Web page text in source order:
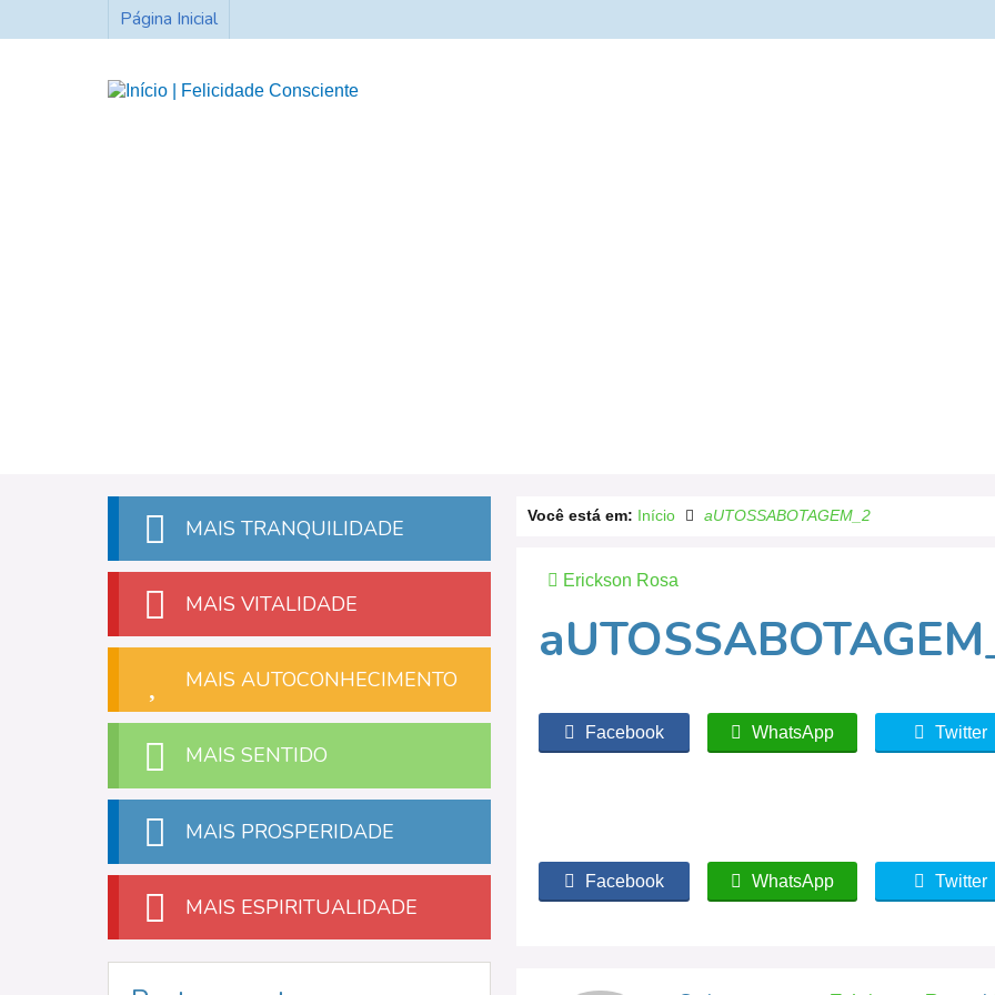
Página Inicial
Você está em: Início aUTOSSABOTAGEM_2
Erickson Rosa
Facebook WhatsApp Twitter
Facebook WhatsApp Twitter
MAIS TRANQUILIDADE
MAIS VITALIDADE
MAIS AUTOCONHECIMENTO
MAIS SENTIDO
MAIS PROSPERIDADE
MAIS ESPIRITUALIDADE